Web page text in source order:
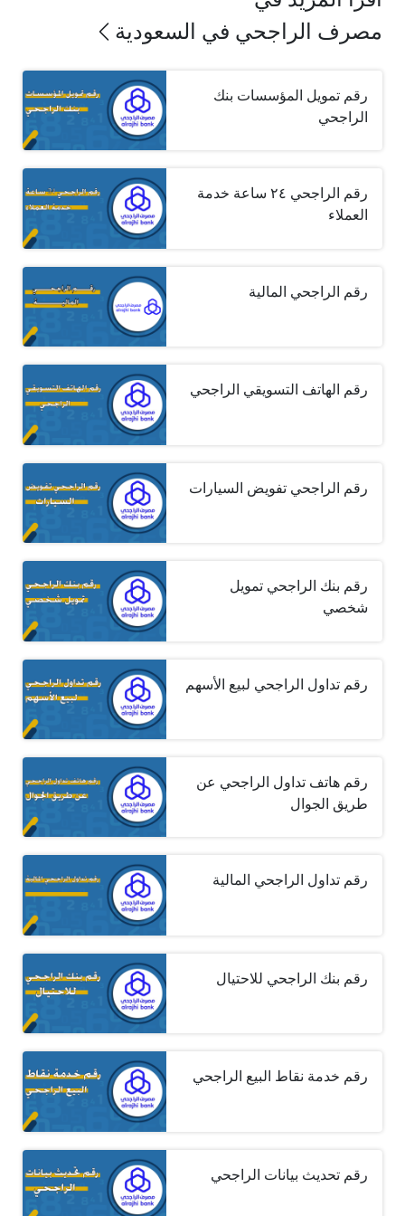
مصرف الراجحي في السعودية
رقم تمويل المؤسسات بنك
الراجحي
رقم الراجحي ٢٤ ساعة خدمة
العملاء
رقم الراجحي المالية
رقم الهاتف التسويقي الراجحي
رقم الراجحي تفويض السيارات
رقم بنك الراجحي تمويل
شخصي
رقم تداول الراجحي لبيع الأسهم
رقم هاتف تداول الراجحي عن
طريق الجوال
رقم تداول الراجحي المالية
رقم بنك الراجحي للاحتيال
رقم خدمة نقاط البيع الراجحي
رقم تحديث بيانات الراجحي